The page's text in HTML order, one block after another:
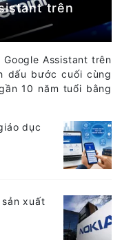
trên
Assistant trên
bước cuối cùng
10 năm tuổi bằng
dục
xuất